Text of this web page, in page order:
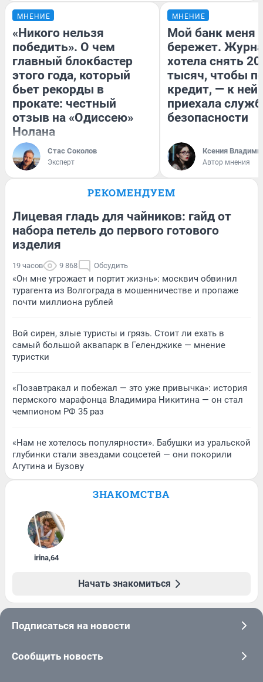
МНЕНИЕ
«Никого нельзя
победить». О чем
главный блокбастер
этого года, который
бьет рекорды в
прокате: честный
отзыв на «Одиссею»
Нолана
Стас Соколов
Эксперт
МНЕНИЕ
Мой банк меня
бережет.
хотела снять
тысяч, чтобы
кредит, — к
приехала
безопасности
Ксения
Автор мнения
РЕКОМЕНДУЕМ
Лицевая гладь для чайников: гайд от
набора петель до первого готового
изделия
19 часов 9 868 Обсудить
«Он мне угрожает и портит жизнь»: москвич обвинил
турагента из Волгограда в мошенничестве и пропаже
почти миллиона рублей
Вой сирен, злые туристы и грязь. Стоит ли ехать в
самый большой аквапарк в Геленджике — мнение
туристки
«Позавтракал и побежал — это уже привычка»: история
пермского марафонца Владимира Никитина — он стал
чемпионом РФ 35 раз
«Нам не хотелось популярности». Бабушки из уральской
глубинки стали звездами соцсетей — они покорили
Агутина и Бузову
ЗНАКОМСТВА
irina,64
Начать знакомиться
Подписаться на новости
Сообщить новость